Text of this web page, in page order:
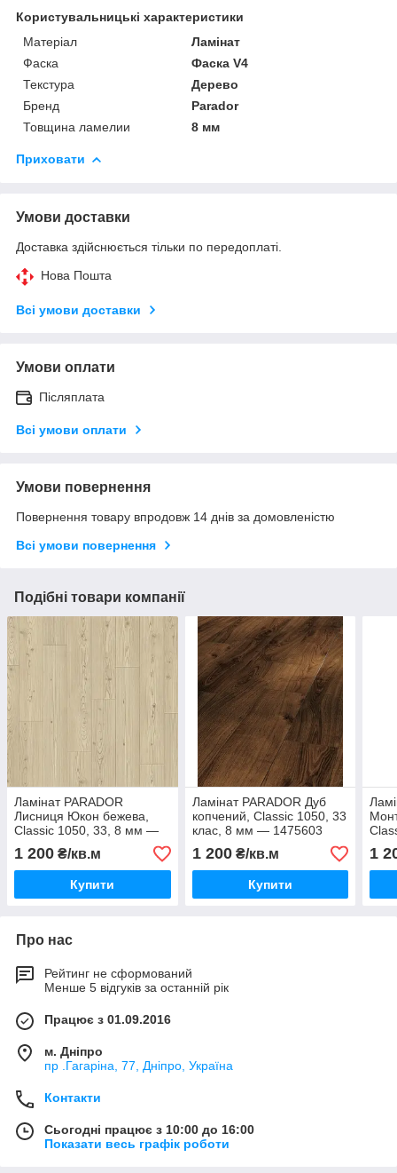
Користувальницькі характеристики
Матеріал
Ламінат
Фаска
Фаска V4
Текстура
Дерево
Бренд
Parador
Товщина ламелии
8 мм
Приховати
Умови доставки
Доставка здійснюється тільки по передоплаті.
Нова Пошта
Всі умови доставки
Умови оплати
Післяплата
Всі умови оплати
Умови повернення
Повернення товару впродовж 14 днів за домовленістю
Всі умови повернення
Подібні товари компанії
Ламінат PARADOR
Лисниця Юкон бежева,
Classic 1050, 33, 8 мм —
1748722
1 200 ₴/кв.м
Купити
Ламінат PARADOR Дуб
копчений, Classic 1050, 33
клас, 8 мм — 1475603
1 200₴/кв.м
Купити
1
Про нас
Рейтинг не сформований
Менше 5 відгуків за останній рік
Працює з 01.09.2016
м. Дніпро
пр .Гагаріна, 77, Дніпро, Україна
Контакти
Сьогодні працює з 10:00 до 16:00
Показати весь графік роботи